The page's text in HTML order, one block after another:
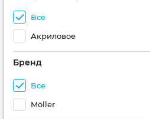
Все
Акриловое
Бренд
Все
Möller